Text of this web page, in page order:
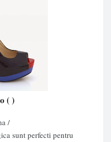
( )
/
sunt perfecti pentru